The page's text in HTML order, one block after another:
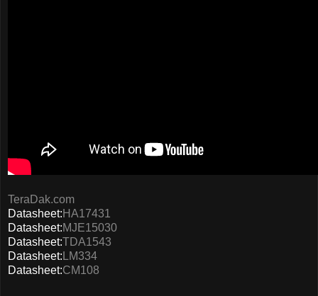
TeraDak.com
Datasheet: HA17431
Datasheet:MJE15030
Datasheet:TDA1543
Datasheet: LM334
Datasheet:CM108